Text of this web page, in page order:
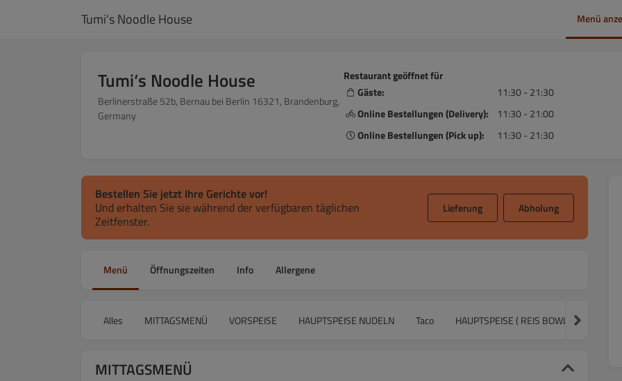
Tumi‘s Noodle House Menü
Tumi‘s Noodle House
Berlinerstraße 52b, Bernau bei Berlin 16321, Brandenburg,
Germany
Restaurant geöffnet für
Gäste:
11:30 - 21:30
Online Bestellungen (Delivery):
11:30 - 21:00
Online Bestellungen (Pick up):
11:30 - 21:30
Bestellen Sie jetzt Ihre Gerichte vor!
Und erhalten Sie sie während der verfügbaren täglichen
Zeitfenster.
Lieferung Abholung
Menü Öffnungszeiten Info Allergene
Alles MITTAGSMENÜ VORSPEISE HAUPTSPEISE NUDELN Taco HAUPTSPEISE ( REIS BOWL )
MITTAGSMENÜ